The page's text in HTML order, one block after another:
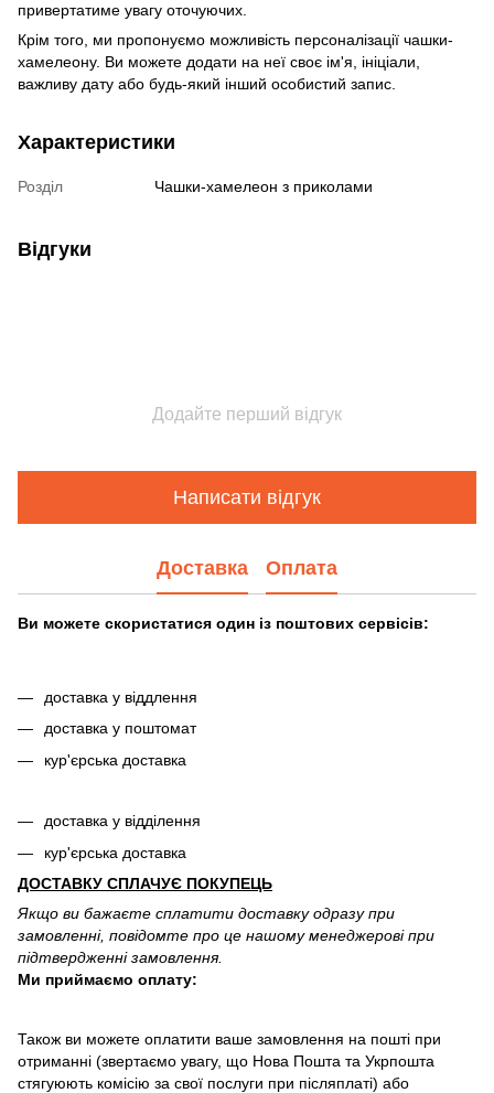
привертатиме увагу оточуючих.
Крім того, ми пропонуємо можливість персоналізації чашки-
хамелеону. Ви можете додати на неї своє ім'я, ініціали,
важливу дату або будь-який інший особистий запис.
Характеристики
Розділ Чашки-хамелеон з приколами
Відгуки
Додайте перший відгук
Написати відгук
Доставка Оплата
Ви можете скористатися один із поштових сервісів:
доставка у віддлення
доставка у поштомат
кур'єрська доставка
доставка у відділення
кур'єрська доставка
ДОСТАВКУ СПЛАЧУЄ ПОКУПЕЦЬ
Якщо ви бажаєте сплатити доставку одразу при
замовленні, повідомте про це нашому менеджерові при
підтвердженні замовлення.
Ми приймаємо оплату:
Також ви можете оплатити ваше замовлення на пошті при
отриманні (звертаємо увагу, що Нова Пошта та Укрпошта
стягуюють комісію за свої послуги при післяплаті) або